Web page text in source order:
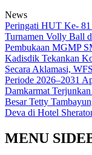
News
Peringati HUT Ke- 81
Turnamen Volly Ball
Pembukaan MGMP
Kadisdik Tekankan
Secara Aklamasi,
Periode 2026–2031
Damkarmat
Besar Tetty
Deva di Hotel
MENU